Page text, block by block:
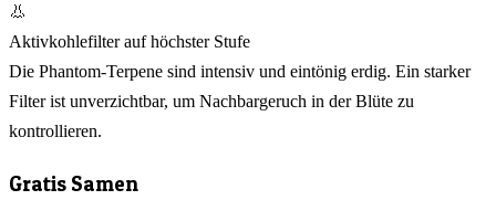
👃
Aktivkohlefilter auf höchster Stufe
Die Phantom-Terpene sind intensiv und eintönig erdig. Ein starker
Filter ist unverzichtbar, um Nachbargeruch in der Blüte zu
kontrollieren.
Gratis Samen